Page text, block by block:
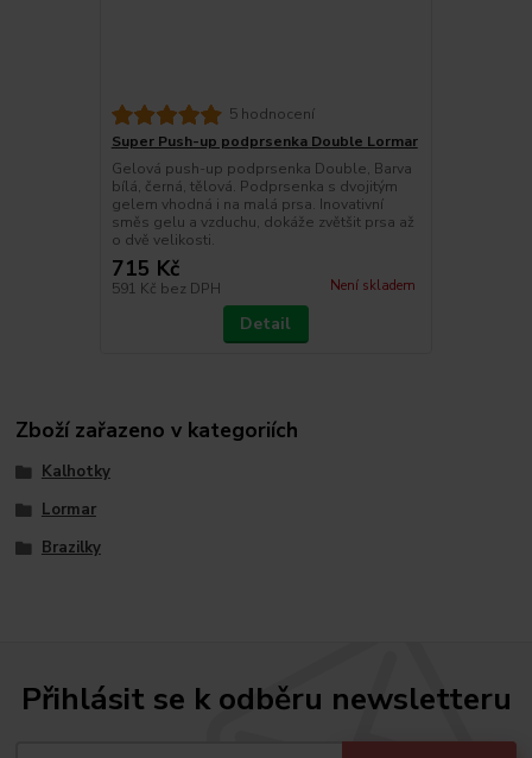
5 hodnocení
Super Push-up podprsenka Double Lormar
Gelová push-up podprsenka Double, Barva
bílá, černá, tělová. Podprsenka s dvojitým
gelem vhodná i na malá prsa. Inovativní
směs gelu a vzduchu, dokáže zvětšit prsa až
o dvě velikosti.
715 Kč
591 Kč bez DPH Není skladem
Detail
Zboží zařazeno v kategoriích
Kalhotky
Lormar
Brazilky
Přihlásit se k odběru newsletteru